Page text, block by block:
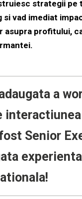
strategii pe
si vad imediat
asupra profitului,
a
Senior